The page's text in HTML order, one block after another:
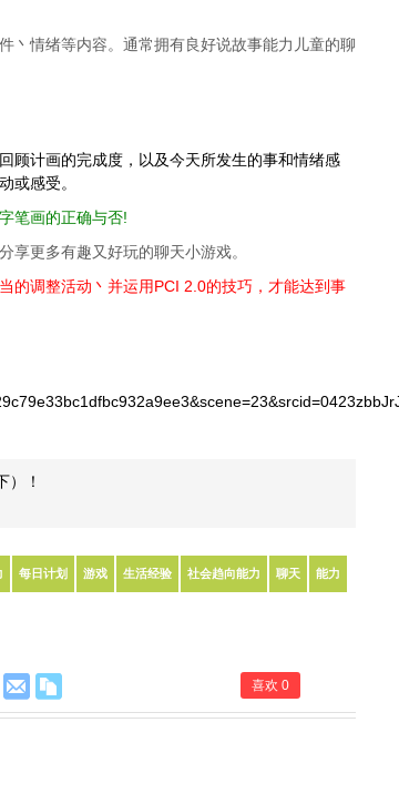
丶情绪等内容。通常拥有良好说故事能力儿童的聊
顾计画的完成度，以及今天所发生的事和情绪感
或感受。
笔画的正确与否!
享更多有趣又好玩的聊天小游戏。
的调整活动丶并运用PCI 2.0的技巧，才能达到事
）！
每日计划 游戏 生活经验 社会趋向能力 聊天 能力
喜欢 0